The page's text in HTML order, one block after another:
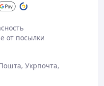
от посылки
Укрпочта,